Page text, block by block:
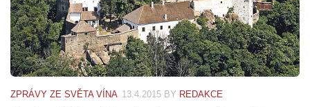
ZPRÁVY ZE SVĚTA VÍNA 13.4.2015 BY REDAKCE